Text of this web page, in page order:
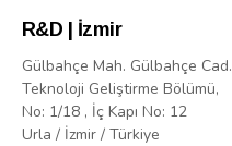
R&D | İzmir
Gülbahçe Mah. Gülbahçe Cad.
Teknoloji Geliştirme Bölümü,
No: 1/18 , İç Kapı No: 12
Urla / İzmir / Türkiye